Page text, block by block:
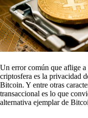
Un error común que aflige a
criptosfera es la privacidad
Bitcoin. Y entre otras
transaccional es lo que
alternativa ejemplar de